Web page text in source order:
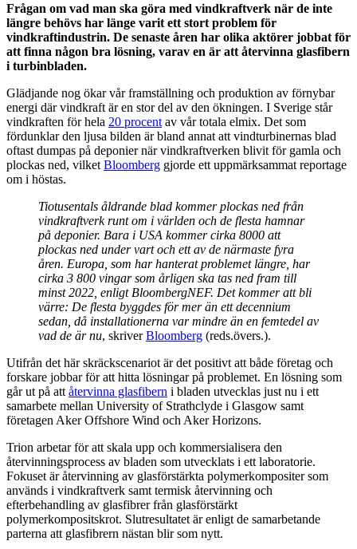
Frågan om vad man ska göra med vindkraftverk när de inte
längre behövs har länge varit ett stort problem för
vindkraftindustrin. De senaste åren har olika aktörer jobbat för
att finna någon bra lösning, varav en är att återvinna glasfibern
i turbinbladen.
Glädjande nog ökar vår framställning och produktion av förnybar
energi där vindkraft är en stor del av den ökningen. I Sverige står
vindkraften för hela 20 procent av vår totala elmix. Det som
fördunklar den ljusa bilden är bland annat att vindturbinernas blad
oftast dumpas på deponier när vindkraftverken blivit för gamla och
plockas ned, vilket Bloomberg gjorde ett uppmärksammat reportage
om i höstas.
Tiotusentals åldrande blad kommer plockas ned från
vindkraftverk runt om i världen och de flesta hamnar
på deponier. Bara i USA kommer cirka 8000 att
plockas ned under vart och ett av de närmaste fyra
åren. Europa, som har hanterat problemet längre, har
cirka 3 800 vingar som årligen ska tas ned fram till
minst 2022, enligt BloombergNEF. Det kommer att bli
värre: De flesta byggdes för mer än ett decennium
sedan, då installationerna var mindre än en femtedel av
vad de är nu, skriverBloomberg (reds.övers.).
Utifrån det här skräckscenariot är det positivt att både företag och
forskare jobbar för att hitta lösningar på problemet. En lösning som
går ut på att återvinna glasfibern i bladen utvecklas just nu i ett
samarbete mellan University of Strathclyde i Glasgow samt
företagen Aker Offshore Wind och Aker Horizons.
Trion arbetar för att skala upp och kommersialisera den
återvinningsprocess av bladen som utvecklats i ett laboratorie.
Fokuset är återvinning av glasförstärkta polymerkompositer som
används i vindkraftverk samt termisk återvinning och
efterbehandling av glasfibrer från glasförstärkt
polymerkompositskrot. Slutresultatet är enligt de samarbetande
parterna att glasfibrern nästan blirsom nytt.